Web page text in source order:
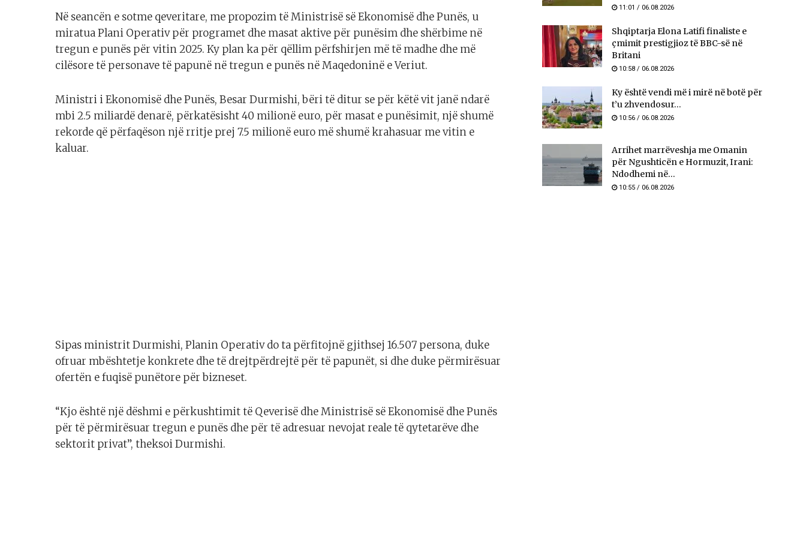
Në seancën e sotme qeveritare, me propozim të Ministrisë së Ekonomisë dhe Punës, u
miratua Plani Operativ për programet dhe masat aktive për punësim dhe shërbime në
tregun e punës për vitin 2025. Ky plan ka për qëllim përfshirjen më të madhe dhe më
cilësore të personave të papunë në tregun e punës në Maqedoninë e Veriut.
Ministri i Ekonomisë dhe Punës, Besar Durmishi, bëri të ditur se për këtë vit janë ndarë
mbi 2.5 miliardë denarë, përkatësisht 40 milionë euro, për masat e punësimit, një shumë
rekorde që përfaqëson një rritje prej 7.5 milionë euro më shumë krahasuar me vitin e
kaluar.
Sipas ministrit Durmishi, Planin Operativ do ta përfitojnë gjithsej 16.507 persona, duke
ofruar mbështetje konkrete dhe të drejtpërdrejtë për të papunët, si dhe duke përmirësuar
ofertën e fuqisë punëtore për bizneset.
“Kjo është një dëshmi e përkushtimit të Qeverisë dhe Ministrisë së Ekonomisë dhe Punës
për të përmirësuar tregun e punës dhe për të adresuar nevojat reale të qytetarëve dhe
sektorit privat”, theksoi Durmishi.
11:01 / 06.08.2026
Shqiptarja Elona Latifi finaliste e
çmimit prestigjioz të BBC-së në
Britani
10:58 / 06.08.2026
Ky është vendi më i mirë në botë për
t’u zhvendosur...
10:56 / 06.08.2026
Arrihet marrëveshja me Omanin
për Ngushticën e Hormuzit, Irani:
Ndodhemi në...
10:55 / 06.08.2026